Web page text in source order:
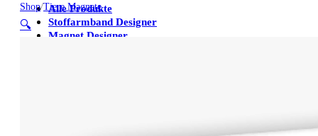
Alle Produkte
Stoffarmband Designer
Magnet Designer
Shop/Tiere Magnete
🔍